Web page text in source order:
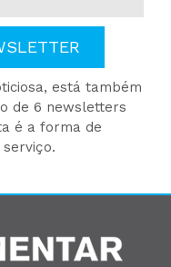
está também
de 6 newsletters
é a forma de